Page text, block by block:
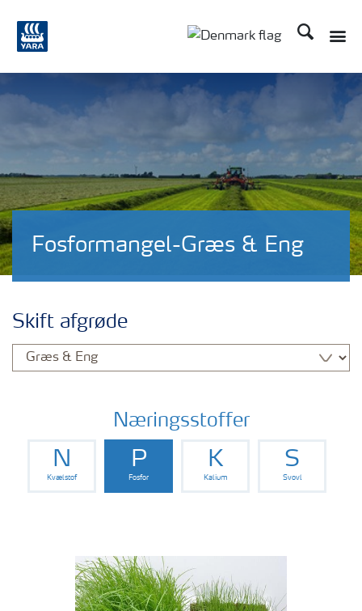
Søg
Fosformangel-Græs & Eng
Skift afgrøde
Næringsstoffer
N
Kvælstof
P
Fosfor
K
Kalium
S
Svovl